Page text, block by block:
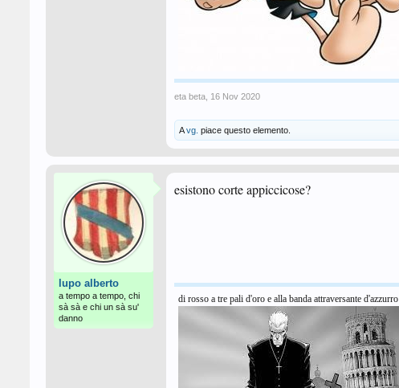
eta beta 16 Nov 2020
Avg. piace questo elemento.
lupo alberto
a tempo a tempo, chi
sà sà e chi un sà su'
danno
esistono corte appiccicose?
di rosso a tre pali d'oro e alla banda attraversante d'azzurro